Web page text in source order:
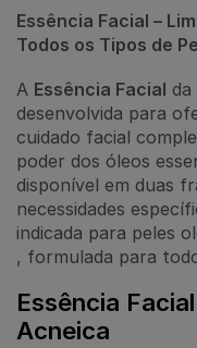
Essência Facial –
Todos os Tipos de
A Essência Facial
desenvolvida para
cuidado facial
poder dos óleos
disponível em duas
necessidades
indicada para peles
, formulada para
Essência
Acneica